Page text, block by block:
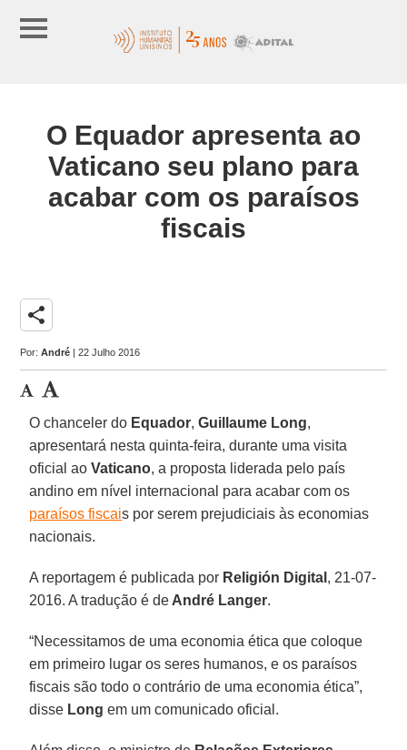
O Equador apresenta ao
Vaticano seu plano para
acabar com os paraísos
fiscais
share
Por:André | 22 Julho 2016
O chanceler do Equador,Guillaume Long,
apresentará nesta quinta-feira, durante uma visita
oficial aoVaticano, a proposta liderada pelo país
andino em nível internacional para acabar com os
paraísos fiscais por serem prejudiciais às economias
nacionais.
A reportagem é publicada por Religión Digital , 21-07-
2016. A tradução é de André Langer.
“Necessitamos de uma economia ética que coloque
em primeiro lugar os seres humanos, e os paraísos
fiscais são todo o contrário de uma economia ética”,
disse Long em um comunicado oficial.